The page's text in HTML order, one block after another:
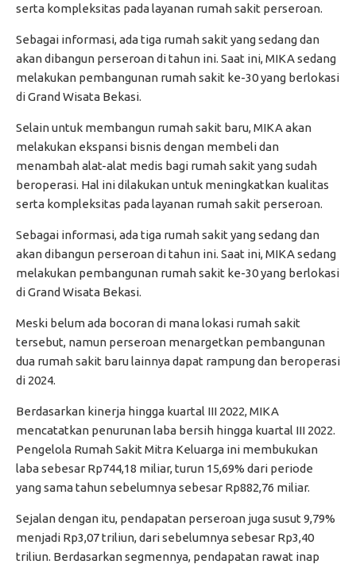
serta kompleksitas pada layanan rumah sakit perseroan.
Sebagai informasi, ada tiga rumah sakit yang sedang dan
akan dibangun perseroan di tahun ini. Saat ini, MIKA sedang
melakukan pembangunan rumah sakit ke-30 yang berlokasi
di Grand Wisata Bekasi.
Selain untuk membangun rumah sakit baru, MIKA akan
melakukan ekspansi bisnis dengan membeli dan
menambah alat-alat medis bagi rumah sakit yang sudah
beroperasi. Hal ini dilakukan untuk meningkatkan kualitas
serta kompleksitas pada layanan rumah sakit perseroan.
Sebagai informasi, ada tiga rumah sakit yang sedang dan
akan dibangun perseroan di tahun ini. Saat ini, MIKA sedang
melakukan pembangunan rumah sakit ke-30 yang berlokasi
di Grand Wisata Bekasi.
Meski belum ada bocoran di mana lokasi rumah sakit
tersebut, namun perseroan menargetkan pembangunan
dua rumah sakit baru lainnya dapat rampung dan beroperasi
di 2024.
Berdasarkan kinerja hingga kuartal III 2022, MIKA
mencatatkan penurunan laba bersih hingga kuartal III 2022.
Pengelola Rumah Sakit Mitra Keluarga ini membukukan
laba sebesar Rp744,18 miliar, turun 15,69% dari periode
yang sama tahun sebelumnya sebesar Rp882,76 miliar.
Sejalan dengan itu, pendapatan perseroan juga susut 9,79%
menjadi Rp3,07 triliun, dari sebelumnya sebesar Rp3,40
triliun. Berdasarkan segmennya, pendapatan rawat inap